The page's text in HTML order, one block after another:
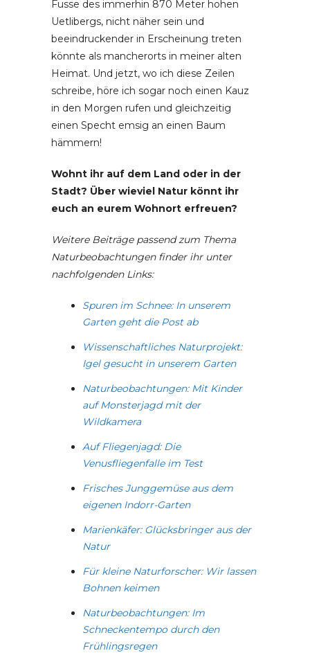
Fusse des immerhin 870 Meter hohen
Uetlibergs, nicht näher sein und
beeindruckender in Erscheinung treten
könnte als mancherorts in meiner alten
Heimat. Und jetzt, wo ich diese Zeilen
schreibe, höre ich sogar noch einen Kauz
in den Morgen rufen und gleichzeitig
einen Specht emsig an einen Baum
hämmern!
Wohnt ihr auf dem Land oder in der
Stadt? Über wieviel Natur könnt ihr
euch an eurem Wohnort erfreuen?
Weitere Beiträge passend zum Thema
Naturbeobachtungen finder ihr unter
nachfolgenden Links:
Spuren im Schnee: In unserem
Garten geht die Post ab
Wissenschaftliches Naturprojekt:
Igel gesucht in unserem Garten
Naturbeobachtungen: Mit Kinder
auf Monsterjagd mit der
Wildkamera
Auf Fliegenjagd: Die
Venusfliegenfalle im Test
Frisches Junggemüse aus dem
eigenen Indorr-Garten
Marienkäfer: Glücksbringer aus der
Natur
Für kleine Naturforscher: Wir lassen
Bohnen keimen
Naturbeobachtungen: Im
Schneckentempo durch den
Frühlingsregen